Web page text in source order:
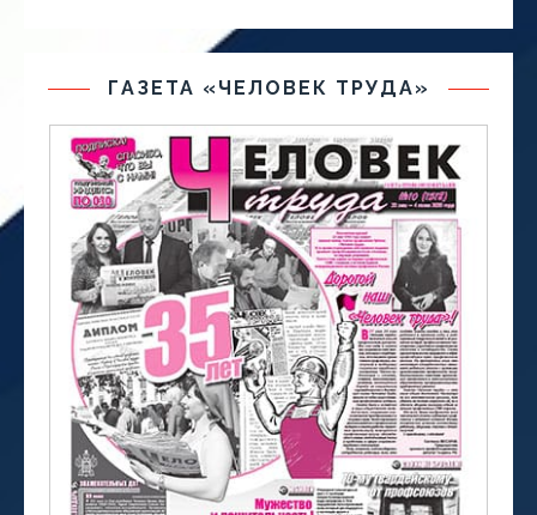
ГАЗЕТА «ЧЕЛОВЕК ТРУДА»